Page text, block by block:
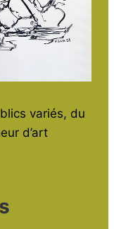
variés, du
d’art